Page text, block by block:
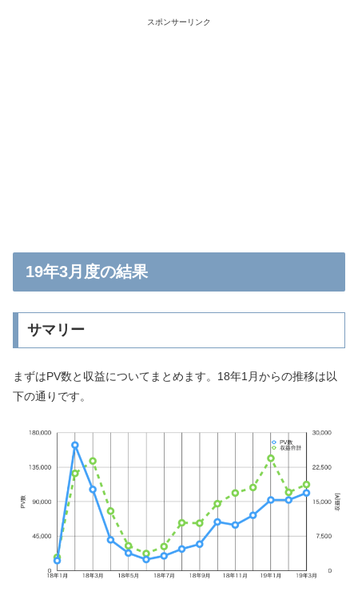
スポンサーリンク
19年3月度の結果
サマリー
まずはPV数と収益についてまとめます。18年1月からの推移は以
下の通りです。